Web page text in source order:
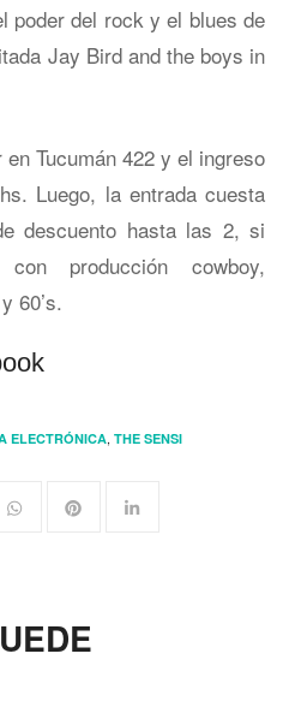
poder del rock y el blues de
Jay Bird and the boys in
Tucumán 422 y el ingreso
Luego, la entrada cuesta
descuento hasta las 2, si
producción cowboy,
60’s.
ELECTRÓNICA, THE SENSI